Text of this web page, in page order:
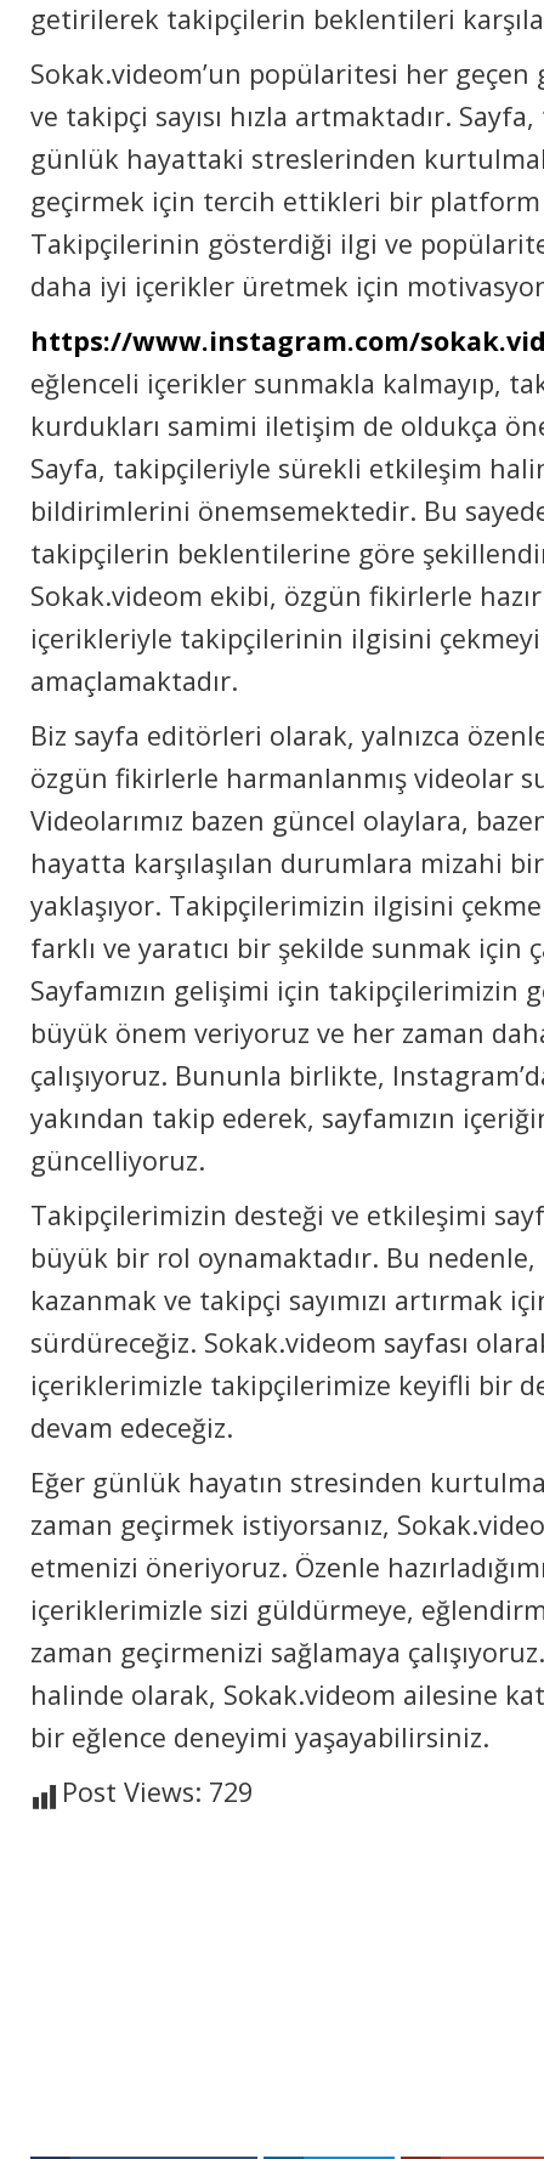
getirilerek takipçilerin beklentileri
Sokak.videom’un popülaritesi her
ve takipçi sayısı hızla artmaktadır.
günlük hayattaki streslerinden
geçirmek için tercih ettikleri bir
Takipçilerinin gösterdiği ilgi ve
daha iyi içerikler üretmek için
https://www.instagram.com/
eğlenceli içerikler sunmakla kalmayıp,
kurdukları samimi iletişim de oldukça
Sayfa, takipçileriyle sürekli etkileşim
bildirimlerini önemsemektedir. Bu
takipçilerin beklentilerine göre
Sokak.videom ekibi, özgün fikirlerle
içerikleriyle takipçilerinin ilgisini
amaçlamaktadır.
Biz sayfa editörleri olarak, yalnızca özenle
özgün fikirlerle harmanlanmış videolar
Videolarımız bazen güncel olaylara,
hayatta karşılaşılan durumlara mizahi bir
yaklaşıyor. Takipçilerimizin ilgisini
farklı ve yaratıcı bir şekilde sunmak için
Sayfamızın gelişimi için takipçilerimizin
büyük önem veriyoruz ve her zaman
çalışıyoruz. Bununla birlikte,
yakından takip ederek, sayfamızın
güncelliyoruz.
Takipçilerimizin desteği ve etkileşimi
büyük bir rol oynamaktadır. Bu
kazanmak ve takipçi sayımızı artırmak
sürdüreceğiz. Sokak.videom sayfası
içeriklerimizle takipçilerimize keyifli bir
devam edeceğiz.
Eğer günlük hayatın stresinden
zaman geçirmek istiyorsanız,
etmenizi öneriyoruz. Özenle
içeriklerimizle sizi güldürmeye,
zaman geçirmenizi sağlamaya
halinde olarak, Sokak.videom ailesine
bir eğlence deneyimi yaşayabilirsiniz.
Post Views: 729